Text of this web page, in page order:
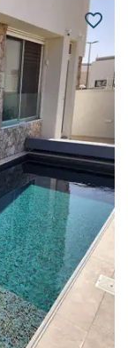
favorite_border